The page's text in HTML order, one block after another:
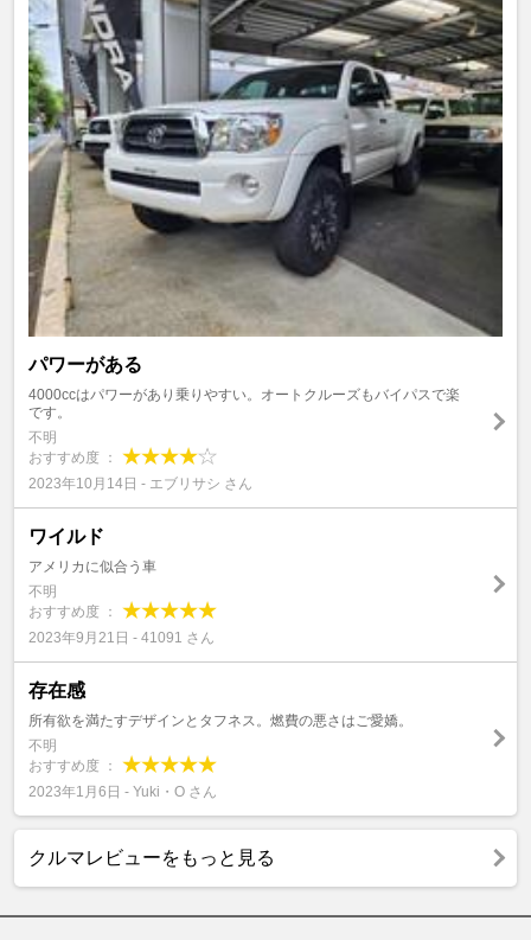
パワーがある
4000ccはパワーがあり乗りやすい。オートクルーズもバイパスで楽
です。
不明
おすすめ度 ：
2023年10月14日 - エブリサシ さん
ワイルド
アメリカに似合う車
不明
おすすめ度 ：
2023年9月21日 - 41091 さん
存在感
所有欲を満たすデザインとタフネス。燃費の悪さはご愛嬌。
不明
おすすめ度 ：
2023年1月6日 - Yuki・O さん
クルマレビューをもっと見る